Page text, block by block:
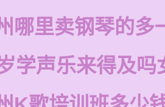
哪里卖钢琴的多
学声乐来得及吗